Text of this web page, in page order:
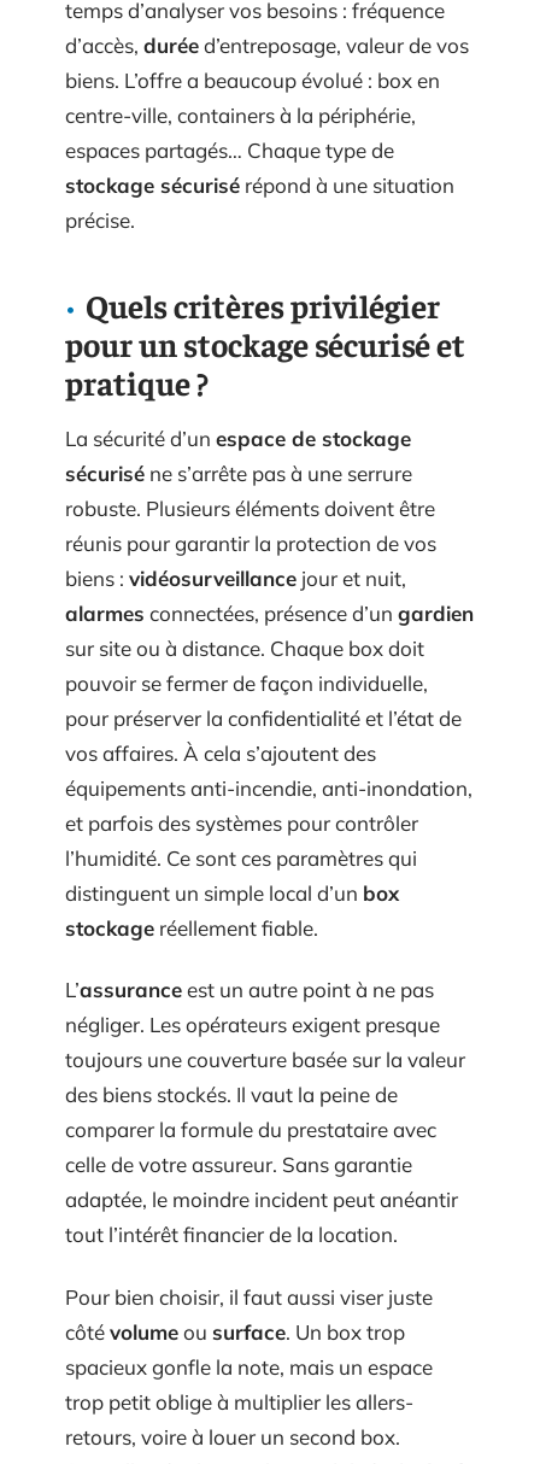
temps d’analyser vos besoins : fréquence
d’accès, duréed’entreposage, valeur de vos
biens. L’offre a beaucoup évolué : box en
centre-ville, containers à la périphérie,
espaces partagés… Chaque type de
stockage sécurisé répond à une situation
précise.
Quels critères privilégier
pour un stockage sécurisé et
pratique ?
La sécurité d’un espace de stockage
sécurisé ne s’arrête pas à une serrure
robuste. Plusieurs éléments doivent être
réunis pour garantir la protection de vos
biens : vidéosurveillance jour et nuit,
alarmes connectées, présence d’un gardien
sur site ou à distance. Chaque box doit
pouvoir se fermer de façon individuelle,
pour préserver la confidentialité et l’état de
vos affaires. À cela s’ajoutent des
équipements anti-incendie, anti-inondation,
et parfois des systèmes pour contrôler
l’humidité. Ce sont ces paramètres qui
distinguent un simple local d’un box
stockage réellement fiable.
L’assuranceest un autre point à ne pas
négliger. Les opérateurs exigent presque
toujours une couverture basée sur la valeur
des biens stockés. Il vaut la peine de
comparer la formule du prestataire avec
celle de votre assureur. Sans garantie
adaptée, le moindre incident peut anéantir
tout l’intérêt financier de la location.
Pour bien choisir, il faut aussi viser juste
côtévolumeou surface. Un box trop
spacieux gonfle la note, mais un espace
trop petit oblige à multiplier les allers-
retours, voire à louer un second box.